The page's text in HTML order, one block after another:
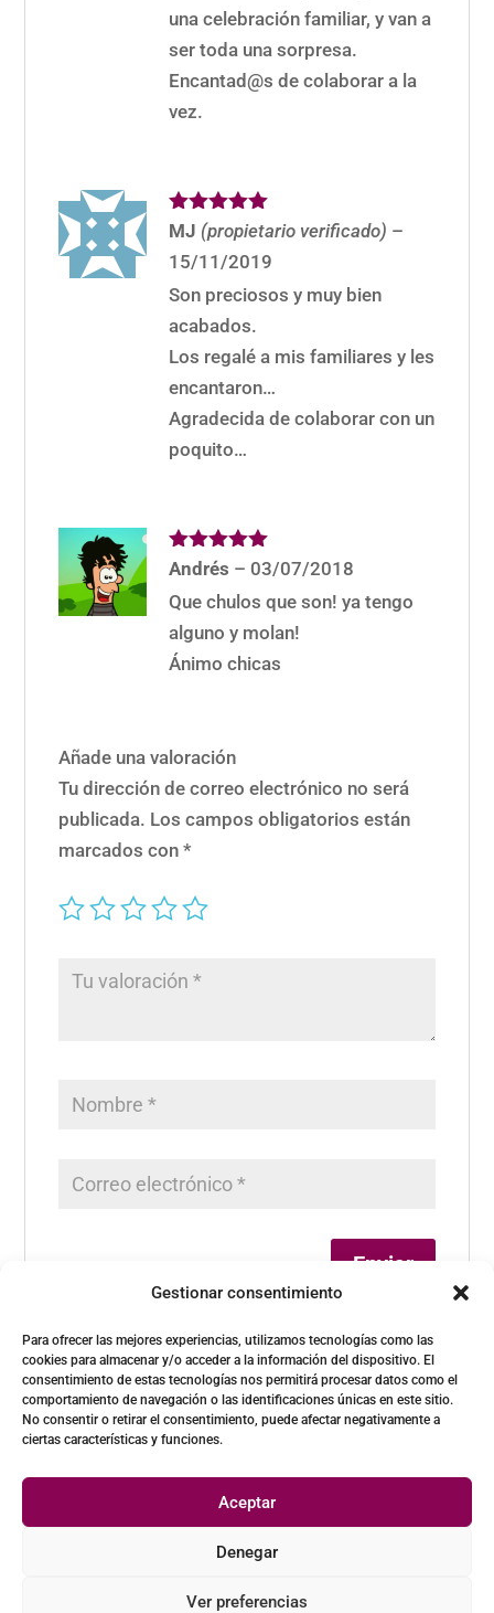
Gestionar consentimiento
Para ofrecer las mejores experiencias, utilizamos tecnologías como las
cookies para almacenar y/o acceder a la información del dispositivo. El
consentimiento de estas tecnologías nos permitirá procesar datos como el
comportamiento de navegación o las identificaciones únicas en este sitio.
No consentir o retirar el consentimiento, puede afectar negativamente a
ciertas características y funciones.
Aceptar
Denegar
Ver preferencias
una celebración familiar, y van a
ser toda una sorpresa.
Encantad@s de colaborar a la
vez.
Valorado
con5 de 5
MJ (propietario verificado) –
15/11/2019
Son preciosos y muy bien
acabados.
Los regalé a mis familiares y les
encantaron…
Agradecida de colaborar con un
poquito…
Valorado
Andrés – 03/07/2018
Que chulos que son! ya tengo
alguno y molan!
Ánimo chicas
Añade una valoración
Tu dirección de correo electrónico no será
publicada. Los campos obligatorios están
marcados con*